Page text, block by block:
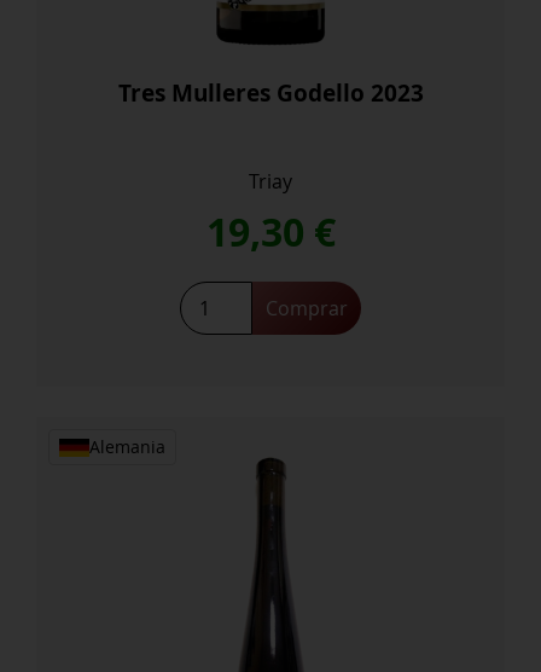
Tres Mulleres Godello 2023
Triay
19,30 €
Tres
Mulleres
Comprar
Alemania